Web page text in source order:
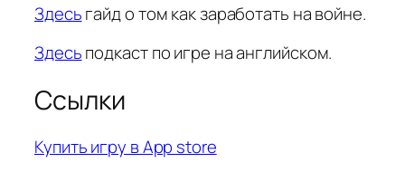
Здесьгайд о том как заработать на войне.
Здесьподкаст по игре на английском.
Ссылки
Купить игру в App store